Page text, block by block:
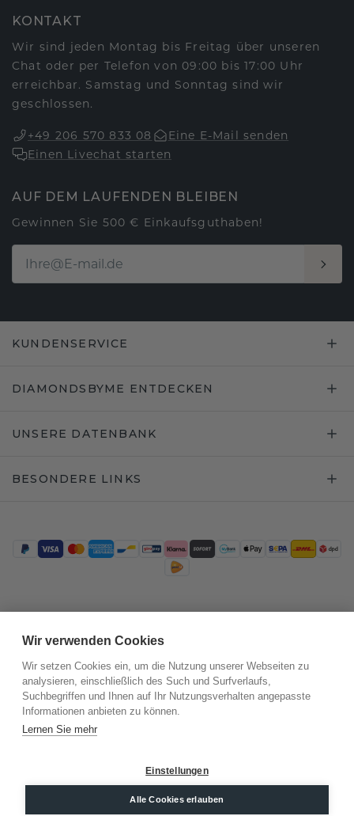
KONTAKT
Wir sind jeden Montag bis Freitag über unseren
Chat oder per Telefon von 09:00 bis 17:00 Uhr
erreichbar. Samstag und Sonntag sind wir
geschlossen.
+49 206 570 833 08
Eine E-Mail senden
Einen Livechat starten
AUF DEM LAUFENDEN BLEIBEN
Gewinnen Sie 500 € Einkaufsguthaben!
KUNDENSERVICE
DIAMONDSBYME ENTDECKEN
UNSERE DATENBANK
BESONDERE LINKS
©2026.DiamondsByMe
Datenschutz
AGB Impressum
Wir verwenden Cookies
Wir setzen Cookies ein, um die Nutzung unserer Webseiten zu
analysieren, einschließlich des Such und Surfverlaufs,
Suchbegriffen und Ihnen auf Ihr Nutzungsverhalten angepasste
Informationen anbieten zu können.
Lernen Sie mehr
Einstellungen
Alle Cookies erlauben